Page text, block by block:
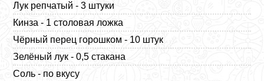
Лук репчатый - 3 штуки
Кинза - 1 столовая ложка
Чёрный перец горошком - 10 штук
Зелёный лук - 0,5 стакана
Соль - по вкусу